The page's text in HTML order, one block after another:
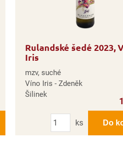
Rulandské šedé 2023,
Iris
mzv, suché
Víno Iris - Zdeněk
Šilinek
Počet
ks
Do